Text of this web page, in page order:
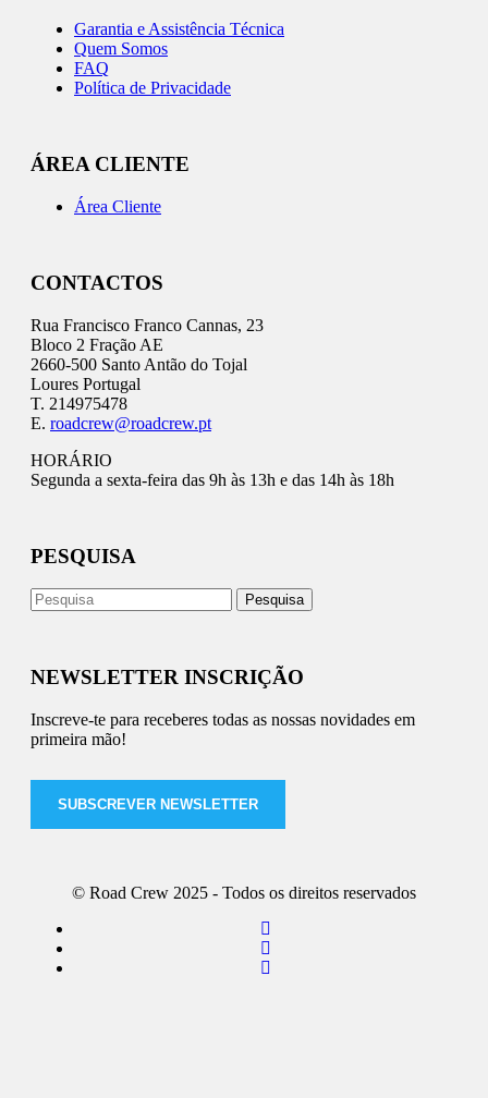
Garantia e Assistência Técnica
Quem Somos
FAQ
Política de Privacidade
ÁREA CLIENTE
Área Cliente
CONTACTOS
Rua Francisco Franco Cannas, 23
Bloco 2 Fração AE
2660-500 Santo Antão do Tojal
Loures Portugal
T. 214975478
E. roadcrew@roadcrew.pt
HORÁRIO
Segunda a sexta-feira das 9h às 13h e das 14h às 18h
PESQUISA
NEWSLETTER INSCRIÇÃO
Inscreve-te para receberes todas as nossas novidades em
primeira mão!
SUBSCREVER NEWSLETTER
© Road Crew 2025 - Todos os direitos reservados